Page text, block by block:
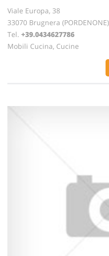
Viale Europa, 38
33070 Brugnera
Tel. +39.0434627786
Mobili Cucina, Cucine